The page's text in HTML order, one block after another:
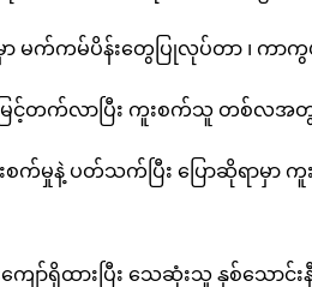
ကမ်ပိန်းတွေပြုလုပ်တာ ၊ ကာ
က်လာပြီး ကူးစက်သူ တစ်လအတွင်
ကူးစက်မှုနဲ့ ပတ်သက်ပြီး ပြောဆို
ာ်ရှိထားပြီး သေဆုံးသူ နှစ်သောင်